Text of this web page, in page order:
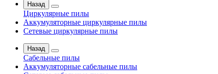
Назад
Циркулярные пилы
Аккумуляторные циркулярные пилы
Сетевые циркулярные пилы
Назад
Сабельные пилы
Аккумуляторные сабельные пилы